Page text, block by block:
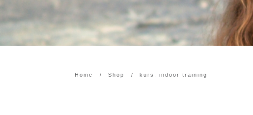
Home / Shop / kurs: indoor training